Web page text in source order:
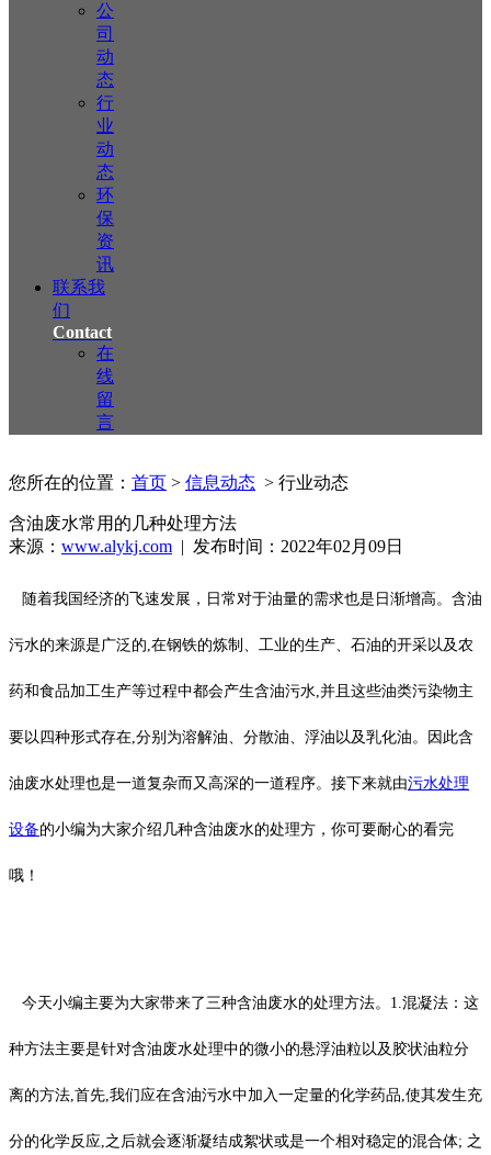
公
司
动
态
行
业
动
态
环
保
资
讯
联系我
们
Contact
在
线
留
言
您所在的位置： 首页 > 信息动态 > 行业动态
含油废水常用的几种处理方法
来源： www.alykj.com | 发布时间：2022年02月09日
随着我国经济的飞速发展，日常对于油量的需求也是日渐增高。含油
污水的来源是广泛的,在钢铁的炼制、工业的生产、石油的开采以及农
药和食品加工生产等过程中都会产生含油污水,并且这些油类污染物主
要以四种形式存在,分别为溶解油、分散油、浮油以及乳化油。因此含
油废水处理也是一道复杂而又高深的一道程序。接下来就由污水处理
设备的小编为大家介绍几种含油废水的处理方，你可要耐心的看完
哦！
今天小编主要为大家带来了三种含油废水的处理方法。1.混凝法：这
种方法主要是针对含油废水处理中的微小的悬浮油粒以及胶状油粒分
离的方法,首先,我们应在含油污水中加入一定量的化学药品,使其发生充
分的化学反应,之后就会逐渐凝结成絮状或是一个相对稳定的混合体; 之